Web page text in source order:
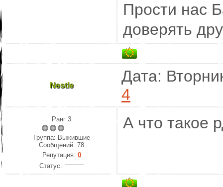
Прости нас
доверять
Nestle
Дата:
4
Ранг 3
Группа: Выжившие
Сообщений:78
Репутация: 0
Статус:
А что такое